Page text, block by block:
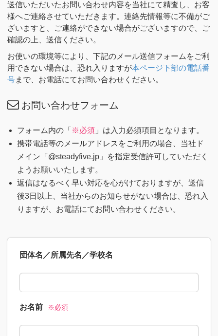
送信いただいたお問い合わせ内容を当社にて精査し、お客
様へご連絡させていただきます。連絡先情報等に不備がご
ざいますと、ご連絡ができない場合がございますので、ご
確認の上、送信ください。
お使いの環境等により、下記のメール送信フォームをご利
用できない場合は、恐れ入りますが本ページ下部の電話番
号まで、お電話にてお問い合わせください。
お問い合わせフォーム
フォーム内の「 ※必須 」は入力必須項目となります。
携帯電話等のメールアドレスをご利用の場合、当社ド
メイン「@steadyfive.jp」を指定受信許可していただく
ようお願いいたします。
返信はなるべく早い対応を心がけておりますが、送信
後3日以上、当社からのお知らせがない場合は、恐れ入
りますが、お電話にてお問い合わせください。
団体名／所属先名／学校名
お名前 ※必須